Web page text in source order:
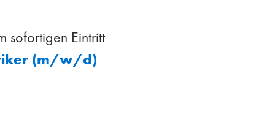
sofortigen Eintritt
(m/w/d)